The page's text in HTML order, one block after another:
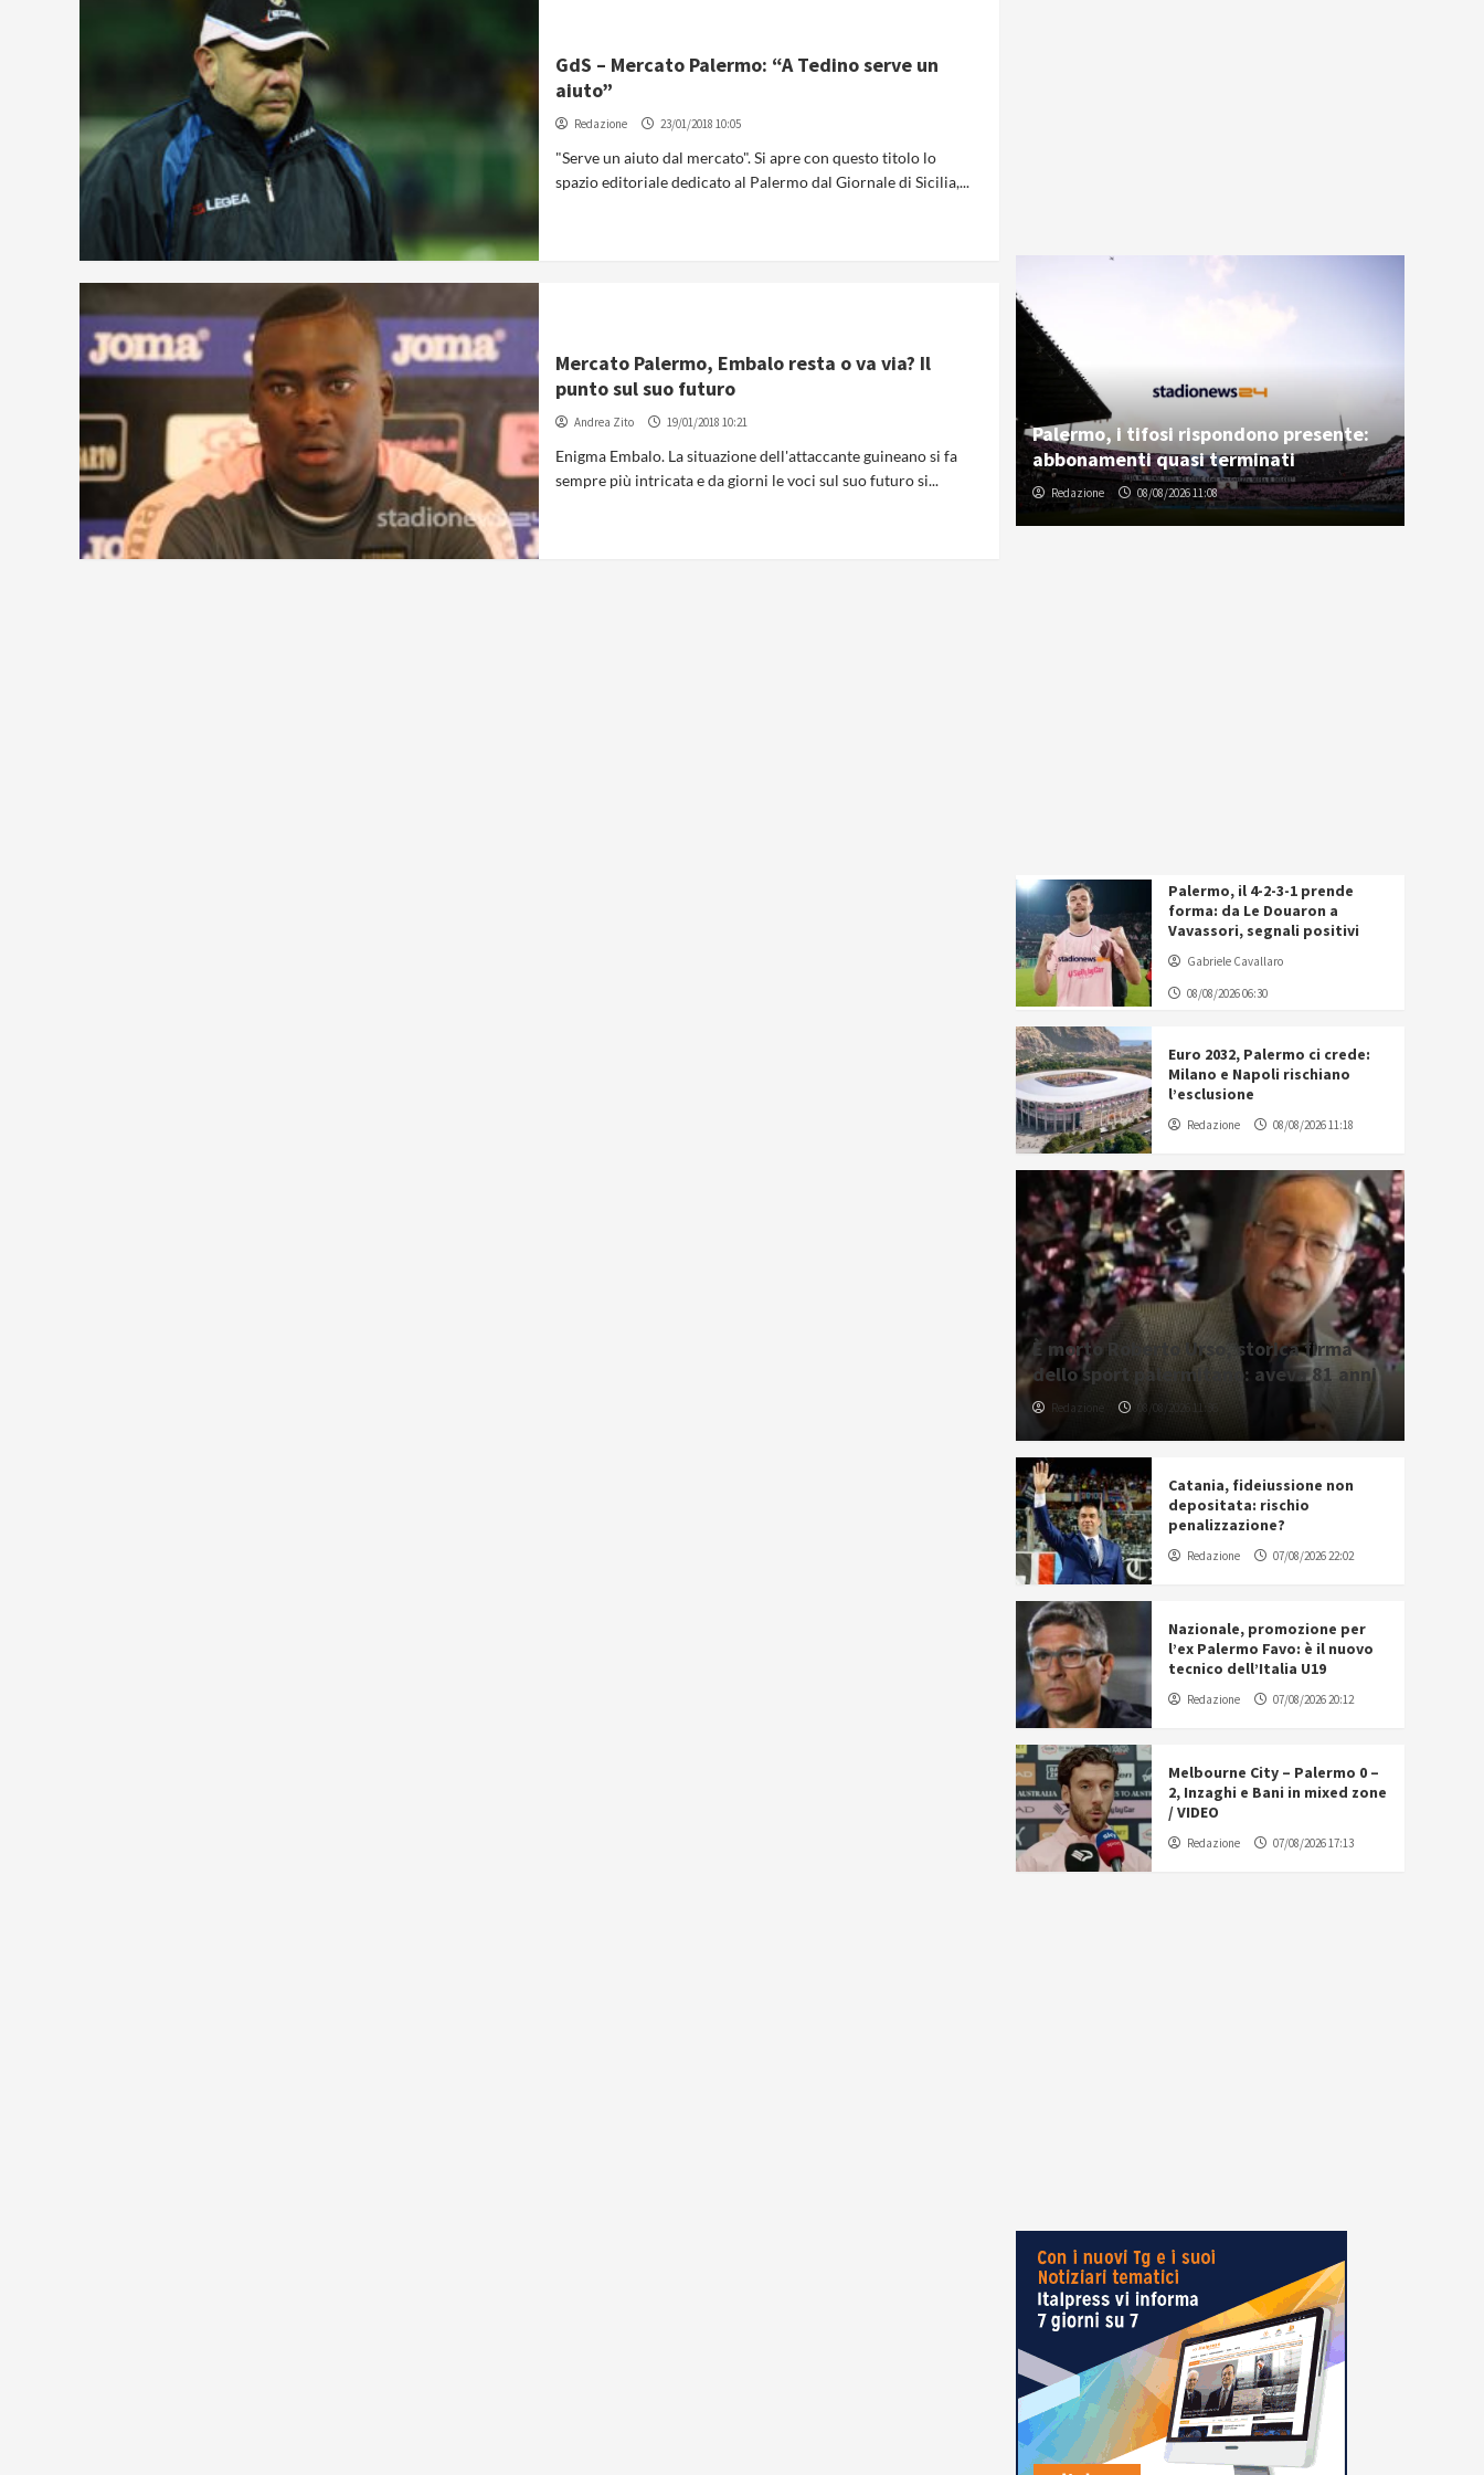
GdS – Mercato Palermo: “A Tedino serve un
aiuto”
Redazione 23/01/2018 10:05
"Serve un aiuto dal mercato". Si apre con questo titolo lo
spazio editoriale dedicato al Palermo dal Giornale di Sicilia,...
Mercato Palermo, Embalo resta o va via? Il
punto sul suo futuro
Andrea Zito 19/01/2018 10:21
Enigma Embalo. La situazione dell'attaccante guineano si fa
sempre più intricata e da giorni le voci sul suo futuro si...
Palermo, i tifosi rispondono presente:
abbonamenti quasi terminati
Redazione 08/08/2026 11:08
Palermo, il 4-2-3-1 prende
forma: da Le Douaron a
Vavassori, segnali positivi
Gabriele Cavallaro
08/08/2026 06:30
Euro 2032, Palermo ci crede:
Milano e Napoli rischiano
l’esclusione
Redazione 08/08/2026 11:18
È morto Roberto Urso, storica firma
dello sport palermitano: aveva 81 anni
Redazione 08/08/2026 11:36
Catania, fideiussione non
depositata: rischio
penalizzazione?
Redazione 07/08/2026 22:02
Nazionale, promozione per
l’ex Palermo Favo: è il nuovo
tecnico dell’Italia U19
Redazione 07/08/2026 20:12
Melbourne City – Palermo 0 –
2, Inzaghi e Bani in mixed zone
/ VIDEO
Redazione 07/08/2026 17:13